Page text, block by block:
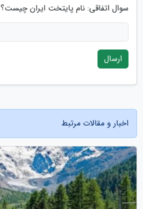
سوال اتفاقی: نام پایتخت ایران چیست؟
ارسال
اخبار و مقالات مرتبط